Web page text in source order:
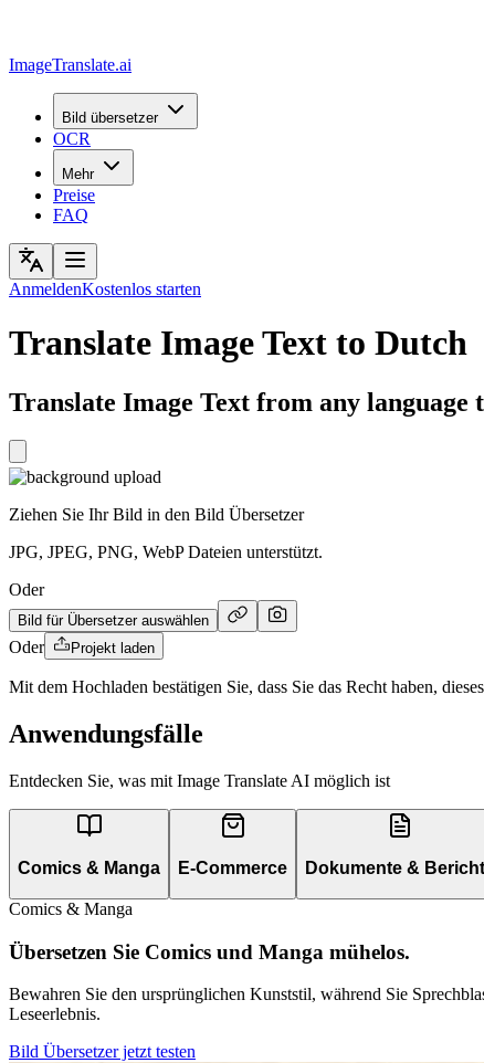
ImageTranslate.ai
Bild übersetzer
OCR
Mehr
Preise
FAQ
AnmeldenKostenlos starten
Translate Image Text to Dutch
Translate Image Text from any
Ziehen Sie Ihr Bild in den Bild Übersetzer
JPG, JPEG, PNG, WebP Dateien unterstützt.
Oder
Bild für Übersetzer auswählen
Oder Projekt laden
Mit dem Hochladen bestätigen Sie, dass Sie das Recht haben,
Anwendungsfälle
Entdecken Sie, was mit Image Translate AI möglich ist
Comics & Manga E-Commerce Dokumente &
Comics & Manga
Übersetzen Sie Comics und Manga mühelos.
Bewahren Sie den ursprünglichen Kunststil, während Sie
Leseerlebnis.
Bild Übersetzer jetzt testen